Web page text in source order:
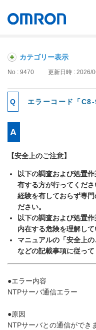
カテゴリー表示
No : 9470 更新日時 : 2026/
エラーコード「
【安全上のご注意】
以下の調査および処置
有する方が行ってくださ
経験を有しておらず専
ださい。
以下の調査および処置
内在する危険を理解して
マニュアルの「安全上
などの記載事項に従って
●エラー内容
NTPサーバ通信エラー
●原因
NTPサーバとの通信ができ